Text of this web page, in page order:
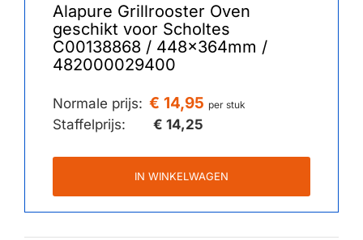
Alapure Grillrooster Oven
geschikt voor Scholtes
C00138868 / 448x364mm /
482000029400
Normale prijs: € 14,95 per stuk
Staffelprijs: € 14,25
IN WINKELWAGEN